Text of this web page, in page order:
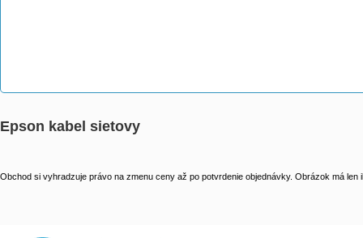
Epson kabel sietovy
Obchod si vyhradzuje právo na zmenu ceny až po potvrdenie objednávky. Obrázok má len